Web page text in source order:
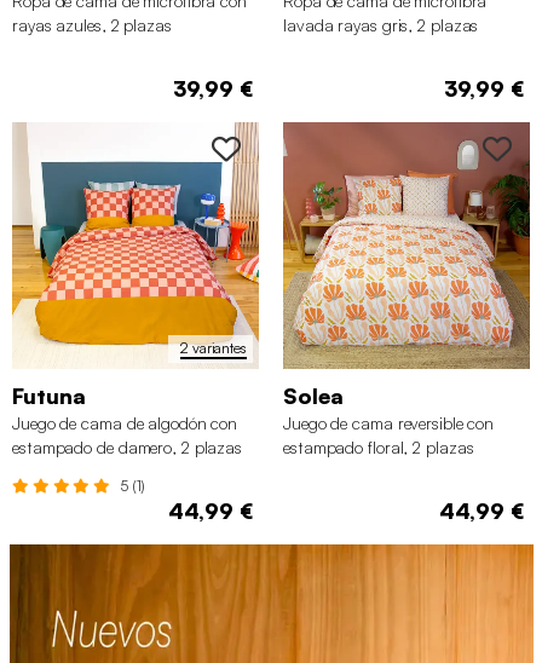
rayas azules, 2 plazas
39,99 €
lavada rayas gris, 2 plazas
39,99 €
2 variantes
Futuna
Juego de cama de algodón con
estampado de damero, 2 plazas
5 (1)
44,99 €
Solea
Juego de cama reversible con
estampado floral, 2 plazas
44,99 €